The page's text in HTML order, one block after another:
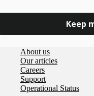
About us
Our articles
Careers
Support
Operational Status